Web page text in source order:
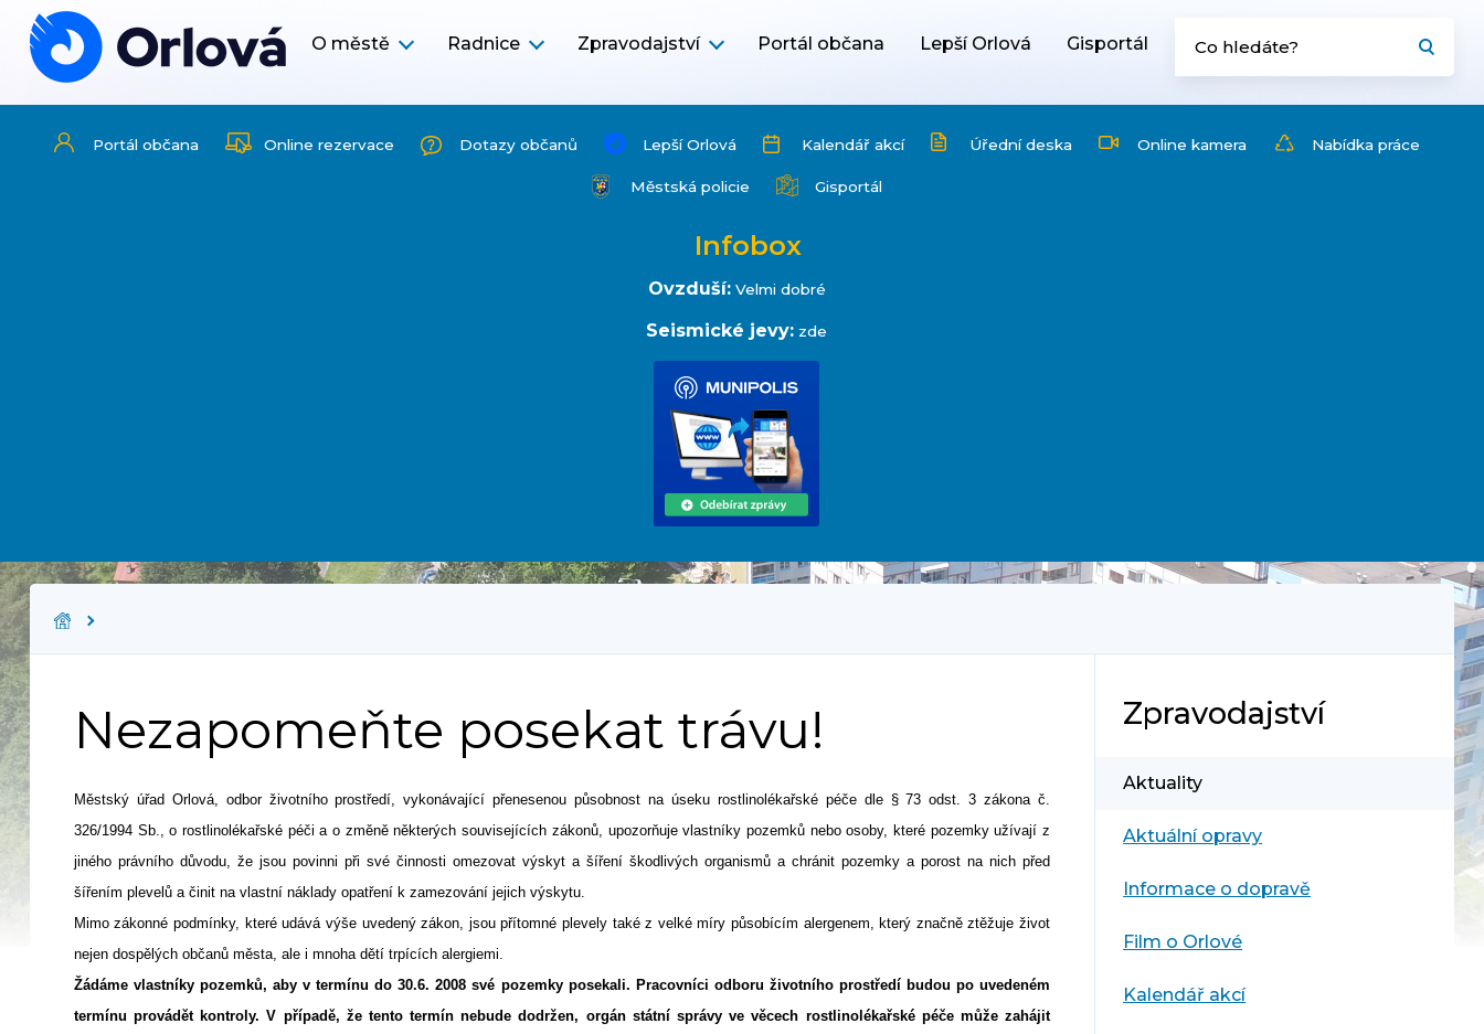
O městě Radnice Zpravodajství Portál občana Lepší Orlová Gisportál
Portál občana Online rezervace Dotazy občanů Lepší Orlová Kalendář akcí Úřední deska Online kamera Nabídka práce
Městská policie Gisportál
Infobox
Ovzduší: Velmi dobré
Seismické jevy: zde
Nezapomeňte posekat trávu!
Městský úřad Orlová, odbor životního prostředí, vykonávající přenesenou působnost na úseku rostlinolékařské péče dle § 73 odst. 3 zákona č.
326/1994 Sb., o rostlinolékařské péči a o změně některých souvisejících zákonů, upozorňuje vlastníky pozemků nebo osoby, které pozemky užívají z
jiného právního důvodu, že jsou povinni při své činnosti omezovat výskyt a šíření škodlivých organismů a chránit pozemky a porost na nich před
šířením plevelů a činit na vlastní náklady opatření k zamezování jejich výskytu.
Mimo zákonné podmínky, které udává výše uvedený zákon, jsou přítomné plevely také z velké míry působícím alergenem, který značně ztěžuje život
nejen dospělých občanů města, ale i mnoha dětí trpících alergiemi.
Žádáme vlastníky pozemků, aby v termínu do 30.6. 2008 své pozemky posekali. Pracovníci odboru životního prostředí budou po uvedeném
termínu provádět kontroly. V případě, že tento termín nebude dodržen, orgán státní správy ve věcech rostlinolékařské péče může zahájit
Zpravodajství
Aktuality
Aktuální opravy
Informace o dopravě
Film o Orlové
Kalendář akcí